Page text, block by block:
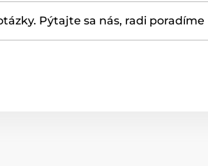
Pýtajte sa nás, radi poradíme